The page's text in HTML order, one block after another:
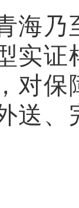
海乃
实证
对保
送、